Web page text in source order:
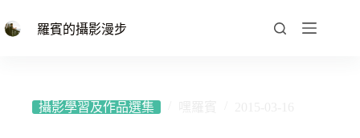
至
羅賓的攝影漫步
攝影學習及作品選集